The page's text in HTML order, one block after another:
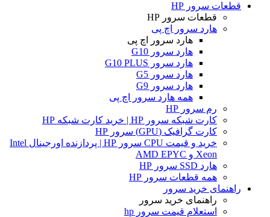
قطعات سرور HP
قطعات سرور HP
هارد سرور اچ پی
هارد سرور اچ پی
هارد سرور G10
هارد سرور G10 PLUS
هارد سرور G5
هارد سرور G9
همه هارد سرور اچ پی
رم سرور HP
کارت شبکه سرور HP | خرید کارت شبکه HP
کارت گرافیک (GPU) سرور HP
خرید و قیمت CPU سرور HP | پردازنده اورجینال Intel
Xeon و AMD EPYC
هارد SSD سرور HP
همه قطعات سرور HP
راهنمای خرید سرور
راهنمای خرید سرور
استعلام قیمت سرور hp